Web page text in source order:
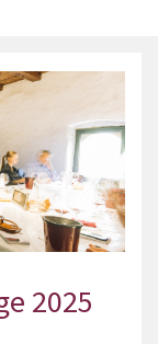
2025